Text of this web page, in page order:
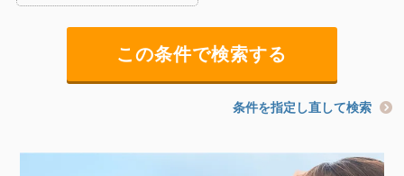
条件を指定し直して検索